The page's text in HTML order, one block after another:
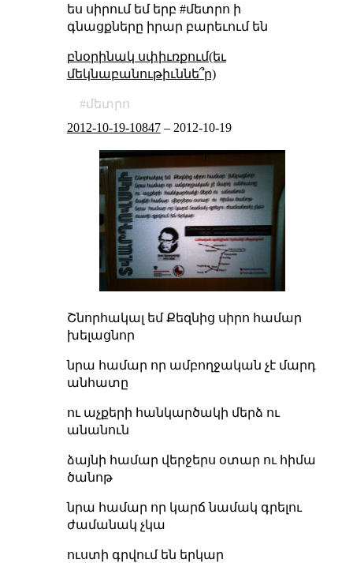
ես սիրում եմ երբ #մետրո ի
գնացքները իրար բարեւում են
բնօրինակ սփիւռքում(եւ
մեկնաբանութիւննե՞ր)
մետրո
2012-10-19-10847– 2012-10-19
Շնորհակալ եմ Քեզնից սիրո համար
խելացնոր
նրա համար որ ամբողջական չէ մարդ
անհատը
ու աչքերի հանկարծակի մերձ ու
անանուն
ձայնի համար վերջերս օտար ու հիմա
ծանոթ
նրա համար որ կարճ նամակ գրելու
ժամանակ չկա
ուստի գրվում են երկար